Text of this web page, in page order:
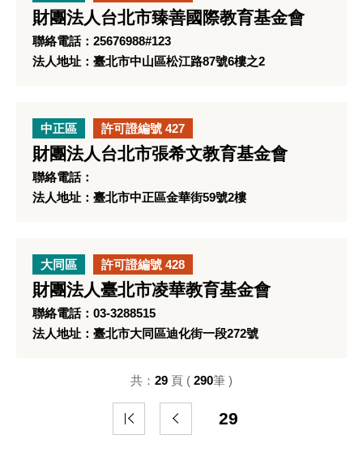
財團法人台北市臻善國際教育基金會
聯絡電話：25676988#123
法人地址：臺北市中山區松江路87號6樓之2
中正區 許可證編號 427
財團法人台北市張希文教育基金會
聯絡電話：
法人地址：臺北市中正區金華街59號2樓
大同區 許可證編號 428
財團法人臺北市凌華教育基金會
聯絡電話：03-3288515
法人地址：臺北市大同區迪化街一段272號
29
共： 29 頁 ( 290筆 )